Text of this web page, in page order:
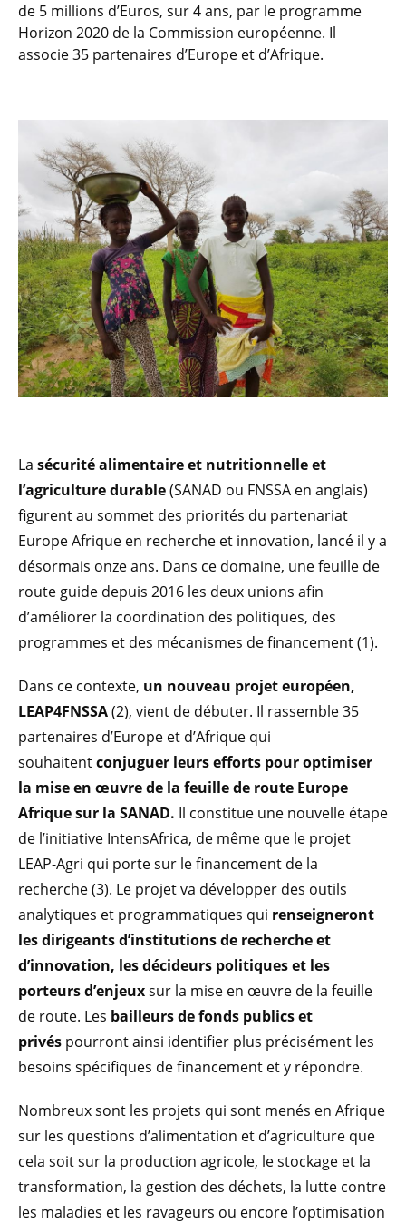
de 5 millions d’Euros, sur 4 ans, par le programme
Horizon 2020 de la Commission européenne. Il
associe 35 partenaires d’Europe et d’Afrique.
La sécurité alimentaire et nutritionnelle et
l’agriculture durable(SANAD ou FNSSA en anglais)
figurent au sommet des priorités du partenariat
Europe Afrique en recherche et innovation, lancé il y a
désormais onze ans. Dans ce domaine, une feuille de
route guide depuis 2016 les deux unions afin
d’améliorer la coordination des politiques, des
programmes et des mécanismes de financement (1).
Dans ce contexte, un nouveau projet européen,
LEAP4FNSSA(2), vient de débuter. Il rassemble 35
partenaires d’Europe et d’Afrique qui
souhaitentconjuguer leurs efforts pour optimiser
la mise en œuvre de la feuille de route Europe
Afrique sur la SANAD. Il constitue une nouvelle étape
de l’initiative IntensAfrica, de même que le projet
LEAP-Agri qui porte sur le financement de la
recherche (3). Le projet va développer des outils
analytiques et programmatiques qui renseigneront
les dirigeants d’institutions de recherche et
d’innovation, les décideurs politiques et les
porteurs d’enjeuxsur la mise en œuvre de la feuille
de route. Les bailleurs de fonds publics et
privés pourront ainsi identifier plus précisément les
besoins spécifiques de financement et y répondre.
Nombreux sont les projets qui sont menés en Afrique
sur les questions d’alimentation et d’agriculture que
cela soit sur la production agricole, le stockage et la
transformation, la gestion des déchets, la lutte contre
les maladies et les ravageurs ou encore l’optimisation